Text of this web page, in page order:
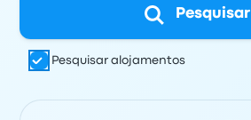
Pesquisar
Pesquisar alojamentos